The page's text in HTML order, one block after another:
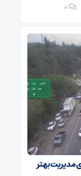
۰
مدیریت بهتر